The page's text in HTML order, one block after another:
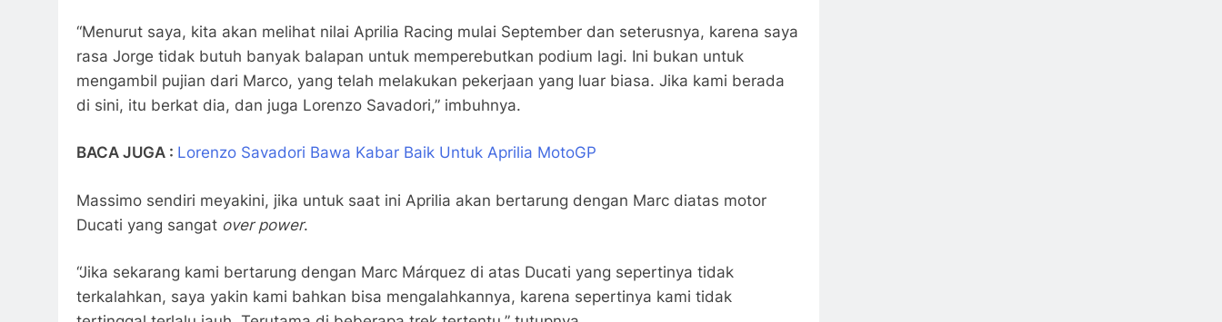
“Menurut saya, kita akan melihat nilai Aprilia Racing mulai September dan seterusnya, karena saya
rasa Jorge tidak butuh banyak balapan untuk memperebutkan podium lagi. Ini bukan untuk
mengambil pujian dari Marco, yang telah melakukan pekerjaan yang luar biasa. Jika kami berada
di sini, itu berkat dia, dan juga Lorenzo Savadori,” imbuhnya.
BACA JUGA : Lorenzo Savadori Bawa Kabar Baik Untuk Aprilia MotoGP
Massimo sendiri meyakini, jika untuk saat ini Aprilia akan bertarung dengan Marc diatas motor
Ducati yang sangat over power.
“Jika sekarang kami bertarung dengan Marc Márquez di atas Ducati yang sepertinya tidak
terkalahkan, saya yakin kami bahkan bisa mengalahkannya, karena sepertinya kami tidak